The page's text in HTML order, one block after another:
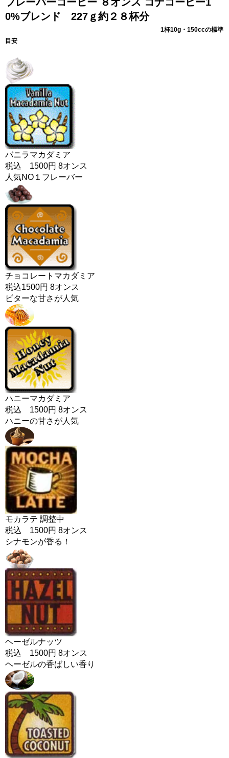
0%ブレンド 227ｇ約２８杯分
1杯10g・150ccの標準
目安
バニラマカダミア
税込 1500円 8オンス
人気NO１フレーバー
チョコレートマカダミア
税込1500円 8オンス
ビターな甘さが人気
ハニーマカダミア
税込 1500円 8オンス
ハニーの甘さが人気
モカラテ 調整中
税込 1500円 8オンス
シナモンが香る！
ヘーゼルナッツ
税込 1500円 8オンス
ヘーゼルの香ばしい香り